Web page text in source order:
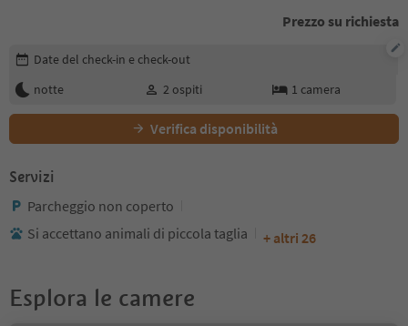
Prezzo su richiesta
Modifica i dettagli della prenotazione
Date del check-in e check-out
notte
2 ospiti 1 camera
Verifica disponibilità
Servizi
Parcheggio non coperto
Si accettano animali di piccola taglia
+ altri 26
Esplora le camere